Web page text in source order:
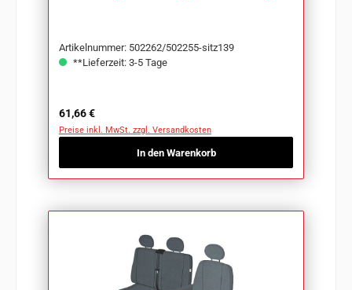
Artikelnummer: 502262/502255-sitz139
**Lieferzeit: 3-5 Tage
Regulärer Preis:
61,66 €
Preise inkl. MwSt. zzgl. Versandkosten
In den Warenkorb